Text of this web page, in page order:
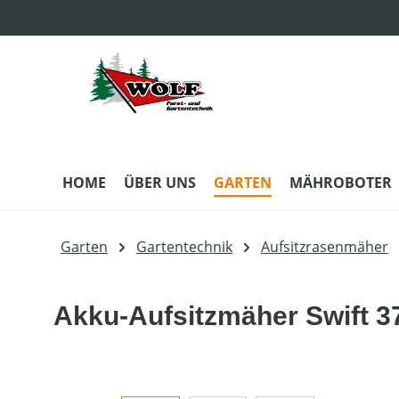
HOME ÜBER UNS GARTEN MÄHROBOTER
Garten Gartentechnik Aufsitzrasenmäher
Akku-Aufsitzmäher Swift